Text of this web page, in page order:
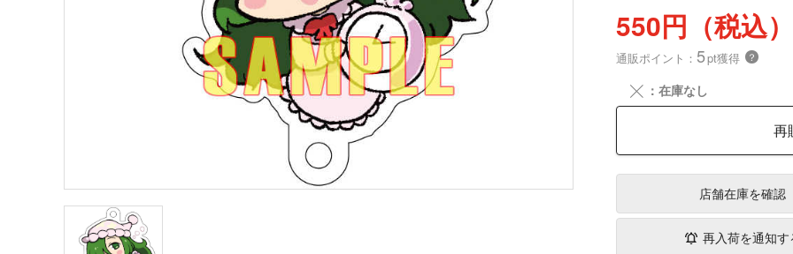
550円（税込）
通販ポイント： 5pt獲得 ？
╳ ：在庫なし
再
店舗在庫を確認
再入荷を通知す